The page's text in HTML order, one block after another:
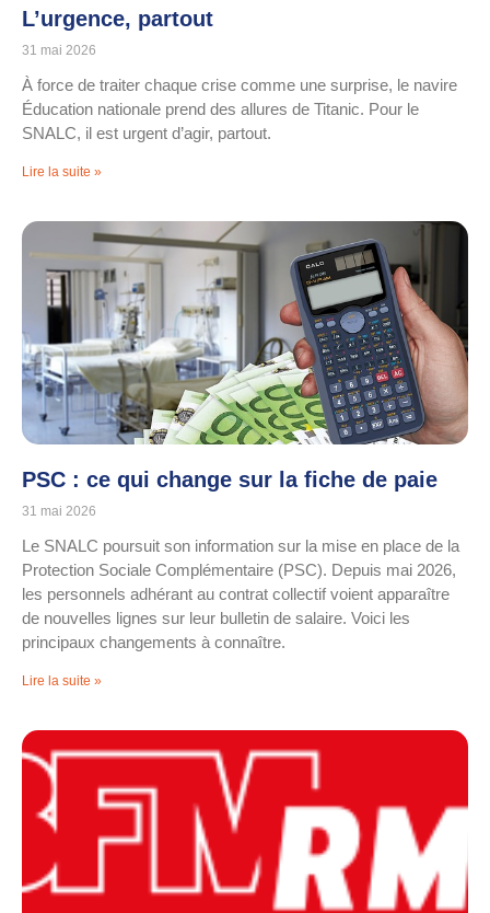
L’urgence, partout
31 mai 2026
À force de traiter chaque crise comme une surprise, le navire
Éducation nationale prend des allures de Titanic. Pour le
SNALC, il est urgent d’agir, partout.
Lire la suite »
PSC : ce qui change sur la fiche de paie
31 mai 2026
Le SNALC poursuit son information sur la mise en place de la
Protection Sociale Complémentaire (PSC). Depuis mai 2026,
les personnels adhérant au contrat collectif voient apparaître
de nouvelles lignes sur leur bulletin de salaire. Voici les
principaux changements à connaître.
Lire la suite »